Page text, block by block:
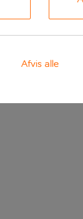
Afvis alle